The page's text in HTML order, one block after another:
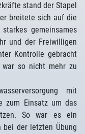
stand der Stapel
breitete sich auf die
gemeinsames
und der Freiwilligen
Kontrolle gebracht
war so nicht mehr zu
mit
zum Einsatz um das
So war es ein
bei der letzten Übung